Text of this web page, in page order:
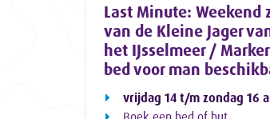
Last Minute: Weekend
van de Kleine Jager
het IJsselmeer /
bed voor man
vrijdag 14 t/m zondag 16